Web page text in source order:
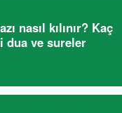
nasıl kılınır? Kaç
dua ve sureler